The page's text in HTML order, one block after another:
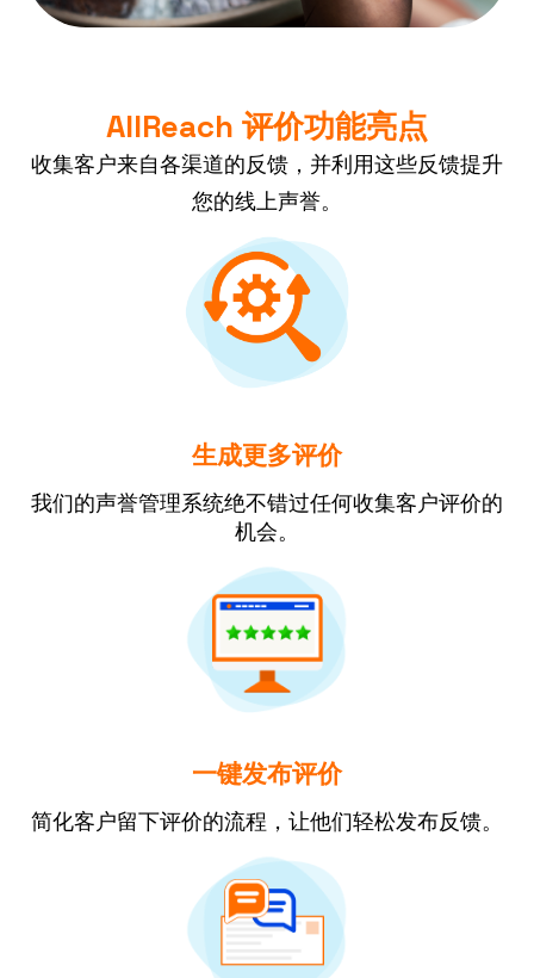
AllReach 评价功能亮点
收集客户来自各渠道的反馈，并利用这些反馈提升
您的线上声誉。
生成更多评价
我们的声誉管理系统绝不错过任何收集客户评价的
机会。
一键发布评价
简化客户留下评价的流程，让他们轻松发布反馈。